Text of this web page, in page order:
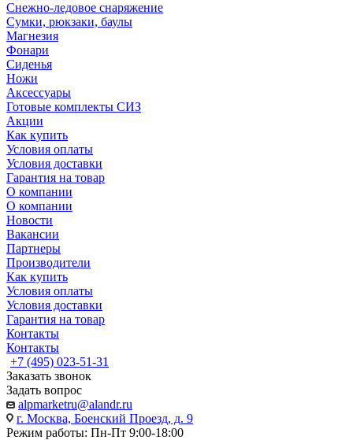
Снежно-ледовое снаряжение
Сумки, рюкзаки, баулы
Магнезия
Фонари
Сиденья
Ножи
Аксессуары
Готовые комплекты СИЗ
Акции
Как купить
Условия оплаты
Условия доставки
Гарантия на товар
О компании
О компании
Новости
Вакансии
Партнеры
Производители
Как купить
Условия оплаты
Условия доставки
Гарантия на товар
Контакты
Контакты
+7 (495) 023-51-31
Заказать звонок
Задать вопрос
alpmarketru@alandr.ru
г. Москва, Боенский Проезд, д. 9
Режим работы: Пн-Пт 9:00-18:00